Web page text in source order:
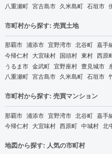
八重瀬町 宮古島市 久米島町 石垣市
市町村から探す: 売買土地
那覇市 浦添市 宜野湾市 北谷町 嘉手
今帰仁村 大宜味村 国頭村 東村 西原
うるま市 金武町 宜野座村 豊見城市
八重瀬町 宮古島市 久米島町 石垣市
市町村から探す: 売買マンション
那覇市 浦添市 宜野湾市 北谷町 嘉手
今帰仁村 大宜味村 西原町 中城村 北
地図から探す: 人気の市町村